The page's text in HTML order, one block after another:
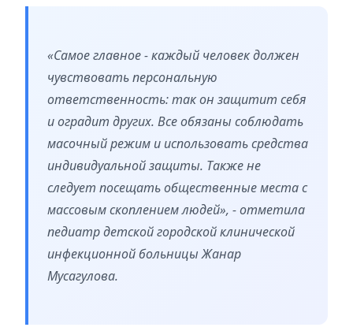
«Самое главное - каждый человек должен
чувствовать персональную
ответственность: так он защитит себя
и оградит других. Все обязаны соблюдать
масочный режим и использовать средства
индивидуальной защиты. Также не
следует посещать общественные места с
массовым скоплением людей», - отметила
педиатр детской городской клинической
инфекционной больницы Жанар
Мусагулова.